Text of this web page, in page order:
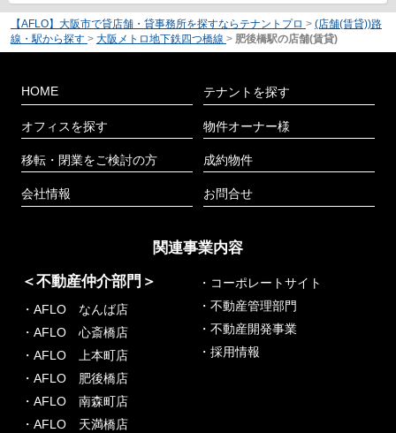
【AFLO】大阪市で貸店舗・貸事務所を探すならテナントプロ > (店舗(賃貸))路
線・駅から探す > 大阪メトロ地下鉄四つ橋線 > 肥後橋駅の店舗(賃貸)
HOME
オフィスを探す
移転・閉業をご検討の方
会社情報
テナントを探す
物件オーナー様
成約物件
お問合せ
関連事業内容
＜不動産仲介部門＞
・AFLO なんば店
・AFLO 心斎橋店
・AFLO 上本町店
・AFLO 肥後橋店
・AFLO 南森町店
・AFLO 天満橋店
・コーポレートサイト
・不動産管理部門
・不動産開発事業
・採用情報